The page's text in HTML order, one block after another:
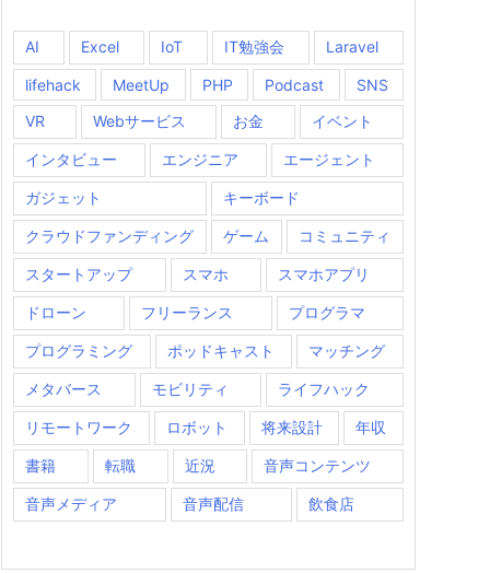
AI Excel IoT IT勉強会 Laravel
lifehack MeetUp PHP Podcast
SNS
VR
Webサービス お金 イベント
インタビュー エンジニア エージェント
ガジェット キーボード
クラウドファンディング ゲーム コミュニティ
スタートアップ スマホ スマホアプリ
ドローン フリーランス プログラマ
プログラミング ポッドキャスト マッチング
メタバース モビリティ ライフハック
リモートワーク ロボット 将来設計 年収
書籍 転職 近況 音声コンテンツ
音声メディア 音声配信 飲食店